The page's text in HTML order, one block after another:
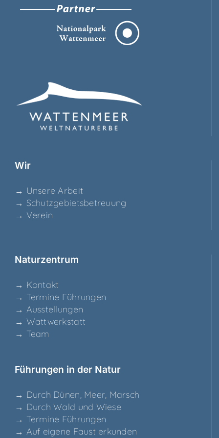
Wir
→ Unse­re Arbeit
→ Schutz­ge­biets­be­treu­ung
→ Ver­ein
Natur­zen­trum
→ Kon­takt
→ Ter­mi­ne Führungen
→ Aus­stel­lun­gen
→ Watt­werk­statt
→ Team
Füh­run­gen in der Natur
→ Durch Dünen, Meer, Marsch
→ Durch Wald und Wiese
→ Ter­mi­ne Führungen
→ Auf eige­ne Faust erkunden